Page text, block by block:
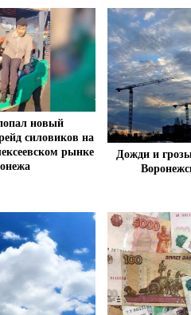
новый
силовиков на
рынке
Дожди и